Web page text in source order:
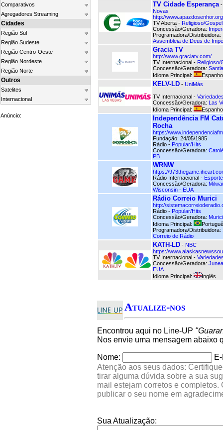
Comparativos
Agregadores Streaming
Cidades
Região Sul
Região Sudeste
Região Centro-Oeste
Região Nordeste
Região Norte
Outros
Satelites
Internacional
Anúncio:
TV Cidade Esperança
Novas
http://
TV Aberta - Religioso/Gospel
Concessão/Geradora:
Programadora/Distribuidora:
Assembleia de Deus de
Gracia TV
http://www.graciatv.com/
TV Internacional - Religioso/
Concessão/Geradora:
Idioma Principal:
KELV-LD - UniMás
TV Internacional -
Concessão/Geradora: Las
Idioma Principal:
Independência FM
Rocha
https://
Fundação: 24/05/1985
Rádio - Popular/Hits
Concessão/Geradora:
PB
WRNW
https://
Rádio Internacional -
Concessão/Geradora:
Wisconsin - EUA
Rádio Correio Murici
http://
Rádio - Popular/Hits
Concessão/Geradora:
Idioma Principal:
Programadora/Distribuidora:
Correio de Rádio
KATH-LD - NBC
https://
TV Internacional -
Concessão/Geradora:
EUA
Idioma Principal:
Inglês
Atualize-nos
Encontrou aqui no Line-UP
Nos envie uma mensagem abaixo
Nome:
Atenção aos seus dados:
tirar alguma dúvida sobre a sua
mail estejam corretos e
publicar o seu nome em
Sua Atualização: